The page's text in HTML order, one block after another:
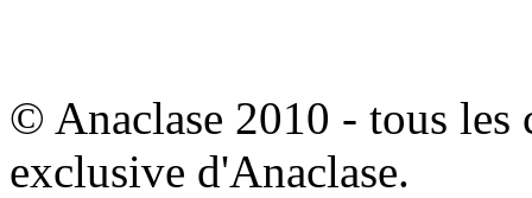
© Anaclase 2010 - tous les
exclusive d'Anaclase.